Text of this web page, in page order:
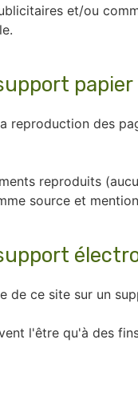
et/ou
papier
reproduction des
reproduits
source et
de ce site sur un
l'être qu'à des